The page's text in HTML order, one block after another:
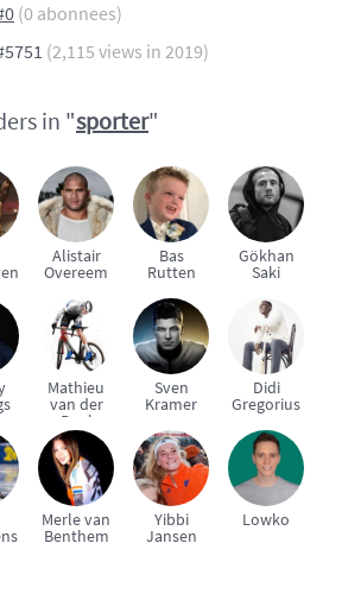
(0 abonnees)
(2,115 views in 2019)
in "sporter"
Alistair
Overeem
Bas
Rutten
Gökhan
Saki
Mathieu
van der
Poel
Sven
Kramer
Didi
Gregorius
Merle van
Benthem
Yibbi
Jansen
Lowko